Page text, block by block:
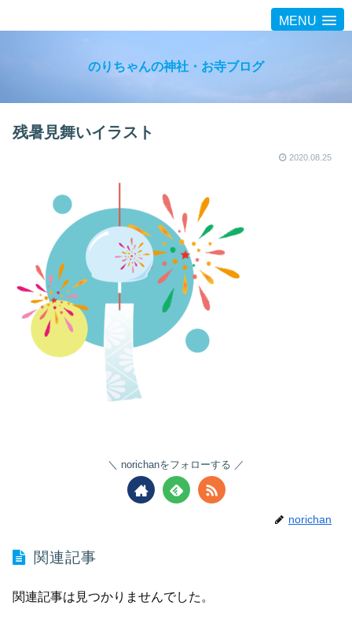
MENU
のりちゃんの神社・お寺ブログ
残暑見舞いイラスト
2020.08.25
norichanをフォローする
norichan
関連記事
関連記事は見つかりませんでした。